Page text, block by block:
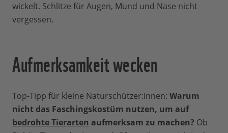
wickelt. Schlitze für Augen, Mund und Nase nicht
vergessen.
Aufmerksamkeit wecken
Top-Tipp für kleine Naturschützer:innen: Warum
nicht das Faschingskostüm nutzen, um auf
bedrohte Tierarten aufmerksam zu machen? Ob